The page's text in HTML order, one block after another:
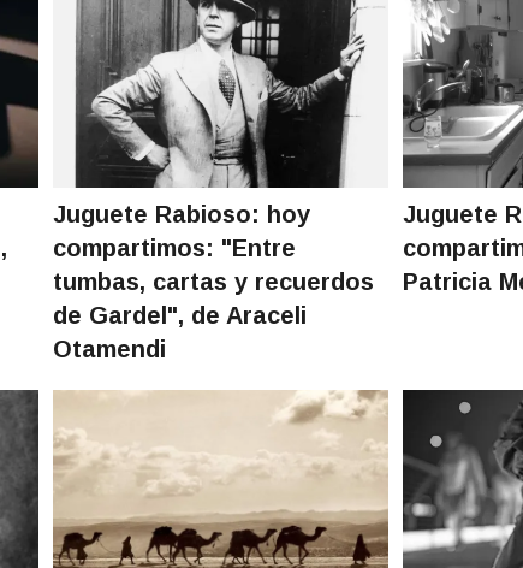
Juguete Rabioso: hoy
compartimos: "Entre
tumbas, cartas y recuerdos
de Gardel", de Araceli
Otamendi
Juguete
Patricia